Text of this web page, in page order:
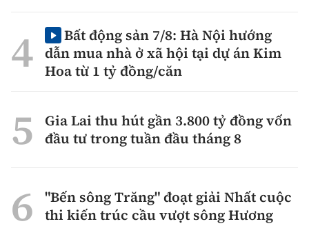
Bất động sản 7/8: Hà Nội hướng
dẫn mua nhà ở xã hội tại dự án Kim
Hoa từ 1 tỷ đồng/căn
Gia Lai thu hút gần 3.800 tỷ đồng vốn
đầu tư trong tuần đầu tháng 8
"Bến sông Trăng" đoạt giải Nhất cuộc
thi kiến trúc cầu vượt sông Hương